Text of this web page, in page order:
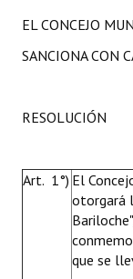
Datos Históricos
Audiencias
Periodistas
Ciudadano
EL CONCEJO
SANCIONA CON
RESOLUCIÓN
Art. 1°) El
otorgará
que se